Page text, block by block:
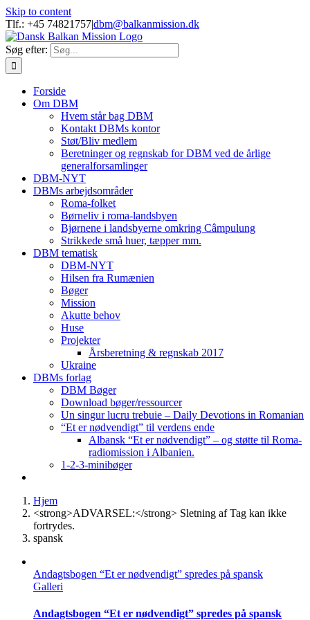
Skip to content
Tlf.: +45 74821757|dbm@balkanmission.dk
Søg efter:
Forside
Om DBM
Hvem står bag DBM
Kontakt DBMs kontor
Støt/Bliv medlem
Beretninger og regnskab for DBM ved de årlige
generalforsamlinger
DBM-NYT
DBMs arbejdsområder
Roma-folket
Børneliv i roma-landsbyen
Bjørnene i landsbyerne omkring Câmpulung
Strikkede små huer, tæpper mm.
DBM tematisk
DBM-NYT
Hilsen fra Rumænien
Bøger
Mission
Akutte behov
Huse
Projekter
Årsberetning & regnskab 2017
Ukraine
DBMs forlag
DBM Bøger
Download bøger/ressourcer
Un singur lucru trebuie – Daily Devotions in Romanian
“Et er nødvendigt” til verdens ende
Albansk “Et er nødvendigt” – og støtte til Roma-
radiomission i Albanien.
1-2-3-minibøger
Hjem
<strong>ADVARSEL:</strong> Sletning af Tag kan ikke
fortrydes.
spansk
Andagtsbogen “Et er nødvendigt” spredes på spansk
Galleri
Andagtsbogen “Et er nødvendigt” spredes på spansk